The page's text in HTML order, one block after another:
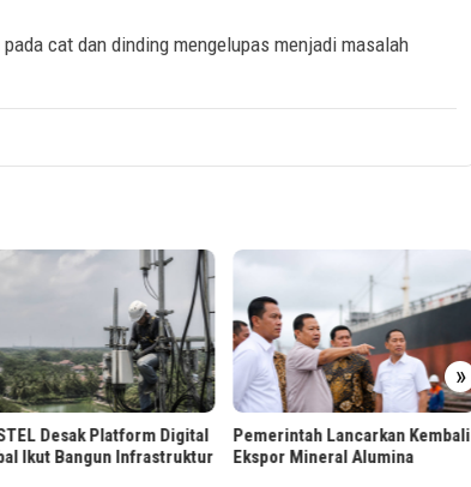
cat dan dinding mengelupas menjadi masalah
»
Desak Platform Digital
Ikut Bangun Infrastruktur
Pemerintah Lancarkan Kembali
Ekspor Mineral Alumina